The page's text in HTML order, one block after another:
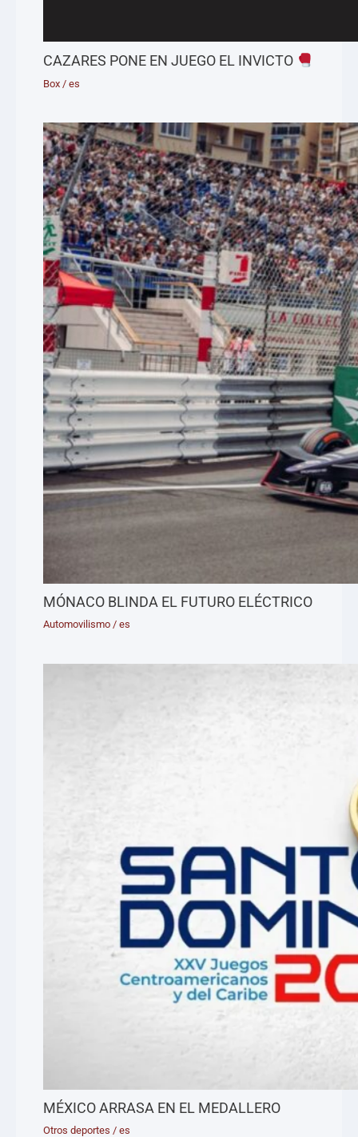
CAZARES PONE EN JUEGO EL INVICTO
Box /es
MÓNACO BLINDA EL FUTURO ELÉCTRICO
Automovilismo /es
MÉXICO ARRASA EN EL MEDALLERO
Otros deportes /es